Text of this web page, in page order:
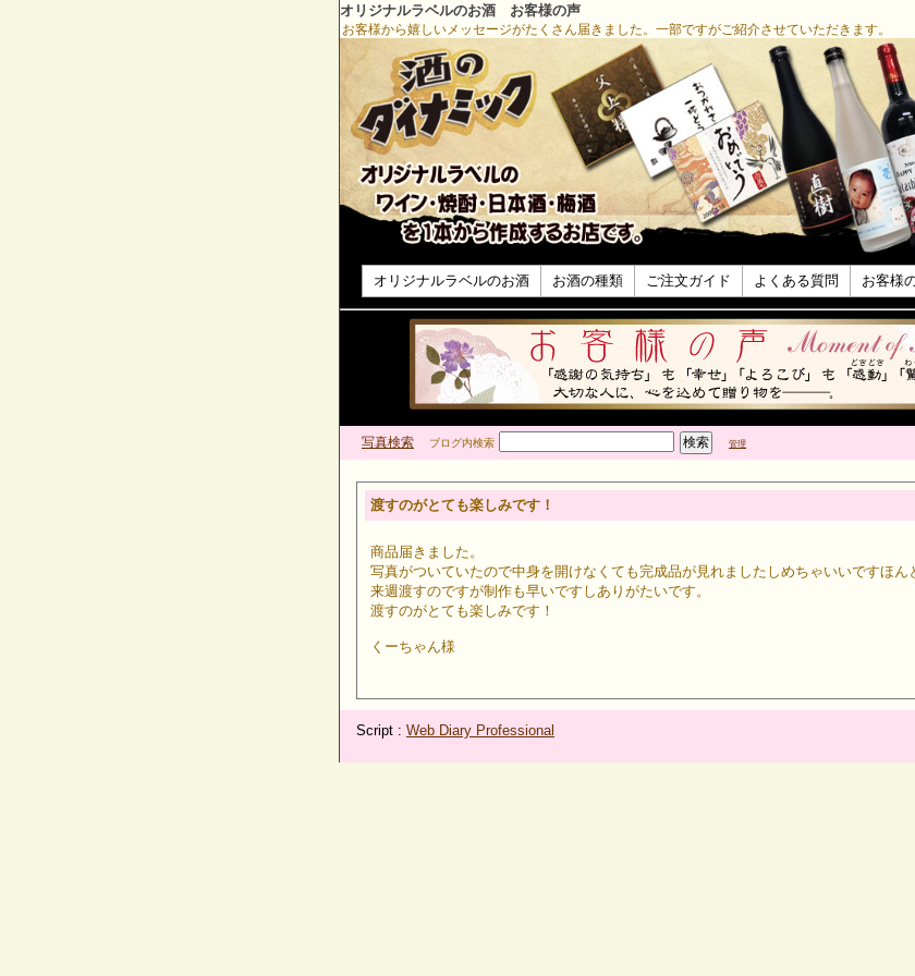
オリジナルラベルのお酒 お客様の声
お客様から嬉しいメッセージがたくさん届きました。一部ですがご紹介させていただきます。
オリジナルラベルのお酒 お酒の種類 ご注文ガイド よくある質問 お客様
写真検索 ブログ内検索 管理
渡すのがとても楽しみです！
商品届きました。
写真がついていたので中身を開けなくても完成品が見れましたしめちゃいいですほん
来週渡すのですが制作も早いですしありがたいです。
渡すのがとても楽しみです！
くーちゃん様
Script : Web Diary Professional